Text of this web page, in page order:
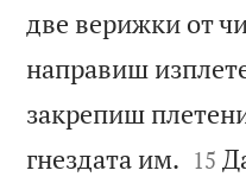
две верижки от
направиш
закрепиш
гнездата им. 

15